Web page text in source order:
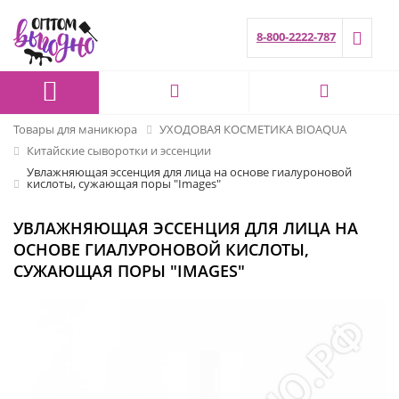
8-800-2222-787
Товары для маникюра
УХОДОВАЯ КОСМЕТИКА BIOAQUA
Китайские сыворотки и эссенции
Увлажняющая эссенция для лица на основе гиалуроновой
кислоты, сужающая поры "Images"
УВЛАЖНЯЮЩАЯ ЭССЕНЦИЯ ДЛЯ ЛИЦА НА
ОСНОВЕ ГИАЛУРОНОВОЙ КИСЛОТЫ,
СУЖАЮЩАЯ ПОРЫ "IMAGES"